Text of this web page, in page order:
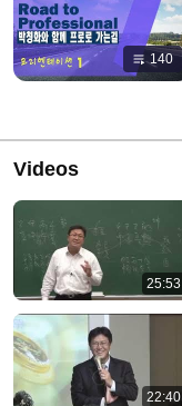
140
Videos
25:53
22:40